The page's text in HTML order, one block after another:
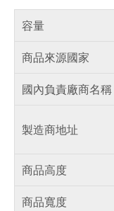
容量
商品來源國家
國內負責廠商名稱
製造商地址
商品高度
商品寬度